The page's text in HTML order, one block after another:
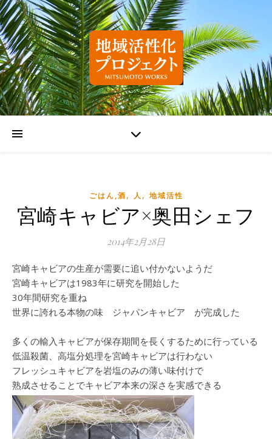
ごはん,酒, 人 , 地域活性
宮崎キャビア×奥田シェフ
2014年2月28日
宮崎キャビアの生産が需要に追い付かないようだ
宮崎キャビアは1983年に研究を開始した
30年間研究を重ね
世界に誇れる本物の味 ジャパンキャビア が完成した
多くの輸入キャビアが保存期間を長くするために行っている
低温殺菌、高塩分処理を宮崎キャビアは行わない
フレッシュキャビアを岩塩のみの薄い味付けで
熟成させることでキャビア本来の深さを実感できる